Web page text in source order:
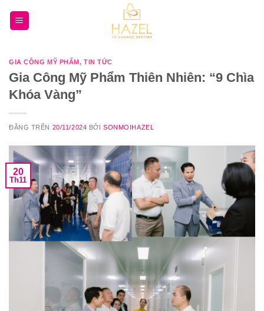
GIA CÔNG MỸ PHẨM,TIN TỨC
Gia Công Mỹ Phẩm Thiên Nhiên: “9 Chìa
Khóa Vàng”
ĐĂNG TRÊN 20/11/2024 BỞISONMOIHAZEL
20
Th11